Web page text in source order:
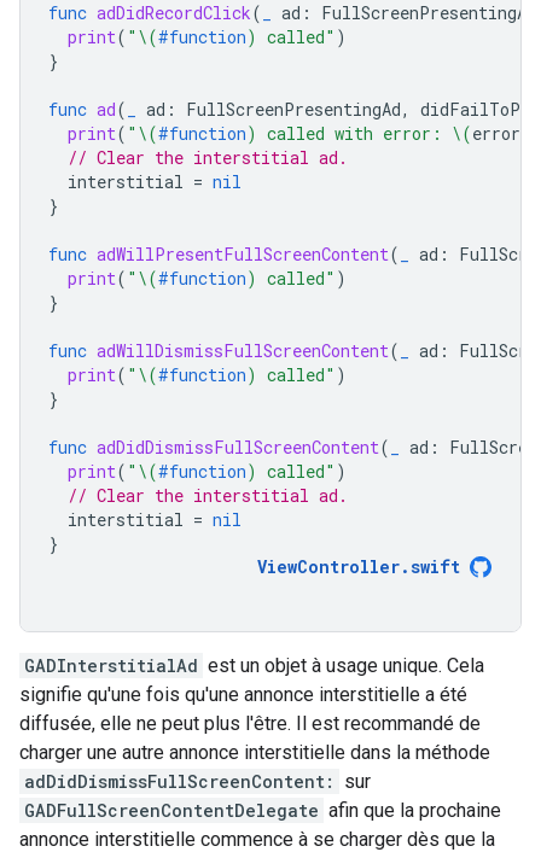
func adDidRecordClick( ad : FullScreenPresentingAd
print( " \(#function) called" )
}
func ad( ad : FullScreenPresentingAd,
print( " \(#function) called with error: \(error
// Clear the interstitial ad.
interstitial = nil
}
func adWillPresentFullScreenContent( ad :
print( " \(#function) called" )
}
func adWillDismissFullScreenContent( ad :
print( " \(#function) called" )
}
func adDidDismissFullScreenContent( ad :
print( " \(#function) called" )
// Clear the interstitial ad.
interstitial = nil
}
ViewController.swift
GADInterstitialAd est un objet à usage unique. Cela
signifie qu'une fois qu'une annonce interstitielle a été
diffusée, elle ne peut plus l'être. Il est recommandé de
charger une autre annonce interstitielle dans la méthode
adDidDismissFullScreenContent:
sur
GADFullScreenContentDelegate afin que la prochaine
annonce interstitielle commence à se charger dès que la